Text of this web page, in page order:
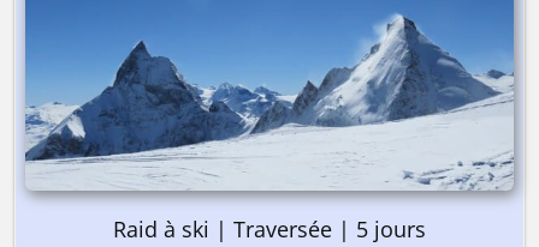
Raid à ski | Traversée | 5 jours